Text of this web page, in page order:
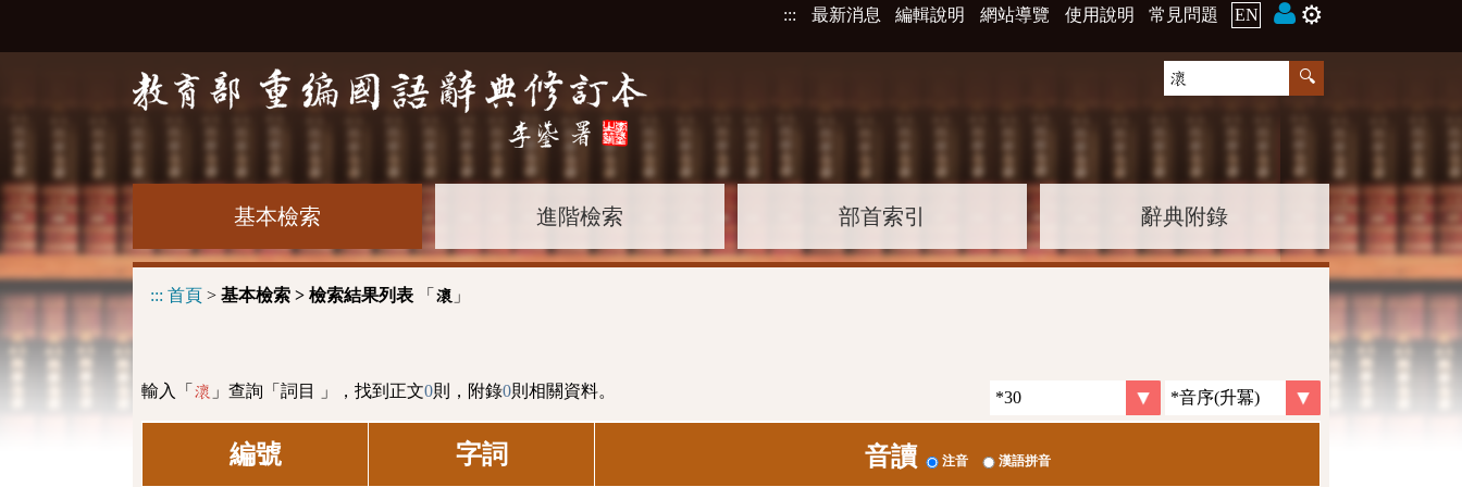
::: 最新消息 編輯說明 網站導覽 使用說明 常見問題 EN ⚙️
基本檢索 進階檢索 部首索引 辭典附錄
::: 首頁 > 基本檢索 > 檢索結果列表 「 瀤 」
輸入「 瀤 」查詢「詞目 」，找到正文0則，附錄0則相關資料。
編號 字詞 音讀 注音 漢語拼音